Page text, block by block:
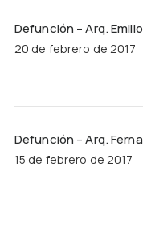
Defunción – Arq.
20 de febrero de 2017
Defunción – Arq.
15 de febrero de 2017